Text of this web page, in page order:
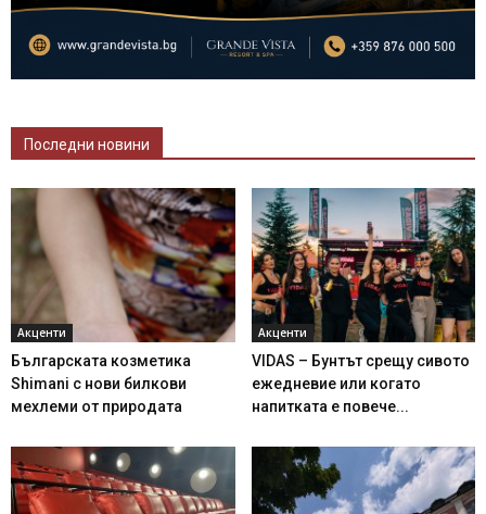
Последни новини
Акценти
Българската козметика
Shimani с нови билкови
мехлеми от природата
Акценти
VIDAS – Бунтът срещу сивото
ежедневие или когато
напитката е повече...